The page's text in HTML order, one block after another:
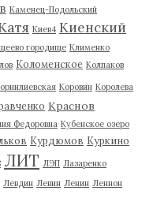
Каменец-Подольский
Киев4 Киенский
городище Клименко
Коломенское Колпаков
Коровин Королева
Краснов
Федоровна Кубенское озеро
Курдюмов Куркино
ЛИТ ЛЭП Лазаренко
Левдин Левин Ленин Леннон